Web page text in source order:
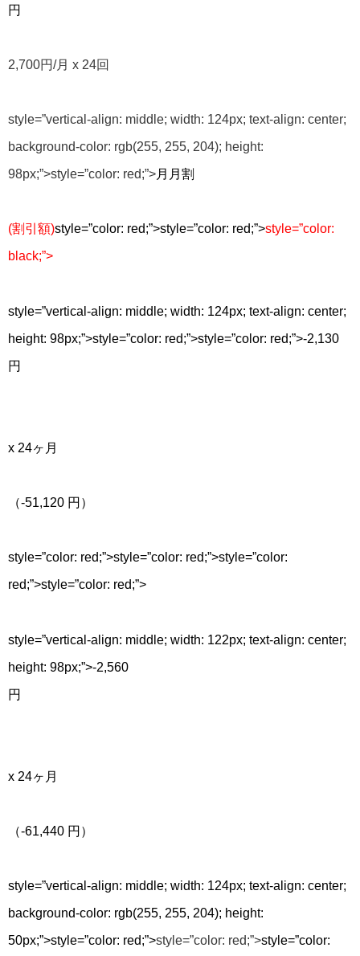
円
2,700円/月 x 24回
style=”vertical-align: middle; width: 124px; text-align: center;
background-color: rgb(255, 255, 204); height:
98px;”>style=”color: red;”>月月割
(割引額)style=”color: red;”>style=”color: red;”>style=”color:
black;”>
style=”vertical-align: middle; width: 124px; text-align: center;
height: 98px;”>style=”color: red;”>style=”color: red;”>-2,130
円
x 24ヶ月
（-51,120 円）
style=”color: red;”>style=”color: red;”>style=”color:
red;”>style=”color: red;”>
style=”vertical-align: middle; width: 122px; text-align: center;
height: 98px;”>-2,560
円
x 24ヶ月
（-61,440 円）
style=”vertical-align: middle; width: 124px; text-align: center;
background-color: rgb(255, 255, 204); height:
50px;”>style=”color: red;”>style=”color: red;”>style=”color: